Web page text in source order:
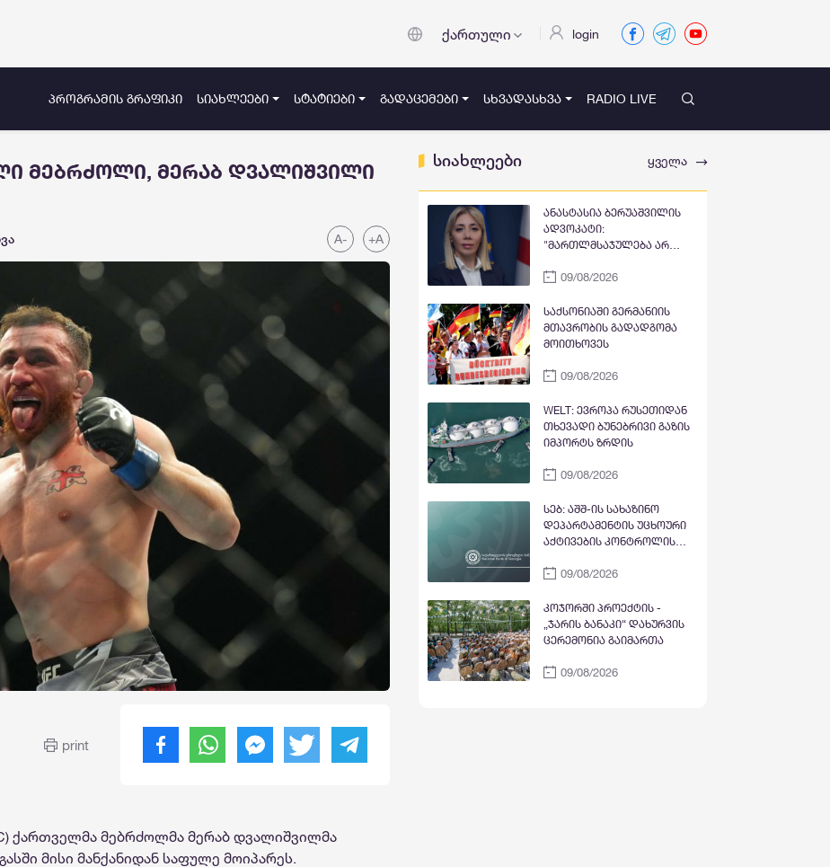
ქართული login
ᲞᲠᲝᲒᲠᲐᲛᲘᲡ ᲒᲠᲐᲤᲘᲙᲘ ᲡᲘᲐᲮᲚᲔᲔᲑᲘ ᲡᲢᲐᲢᲘᲔᲑᲘ ᲒᲐᲓᲐᲪᲔᲛᲔᲑᲘ ᲡᲮᲕᲐᲓᲐᲡᲮᲕᲐ RADIO LIVE
მებრძოლი, მერაბ დვალიშვილი
A- +A
print
ქართველმა მებრძოლმა მერაბ დვალიშვილმა
მისი მანქანიდან საფულე მოიპარეს.
სიახლეები ყველა
ანასტასია ბერუაშვილის
ადვოკატი:
"მართლმსაჯულება არ
დაექვემდებაროს
ემოციებს, ზეწოლას ან
წინასწარ შექმნილ
საზოგადოებრივ
09/08/2026
საქსონიაში გერმანიის
მთავრობის გადადგომა
მოითხოვეს
09/08/2026
WELT: ევროპა რუსეთიდან
თხევადი ბუნებრივი გაზის
იმპორტს ზრდის
09/08/2026
სებ: აშშ-ის სახაზინო
დეპარტამენტის უცხოური
აქტივების კონტროლის
სანქცირებული პირი არ
საქართველოს ეროვნული
ბანკის რეგულირებულ
სუბიექტს
09/08/2026
კოჯორში პროექტის -
„ჯარის ბანაკი“ დახურვის
ცერემონია გაიმართა
09/08/2026